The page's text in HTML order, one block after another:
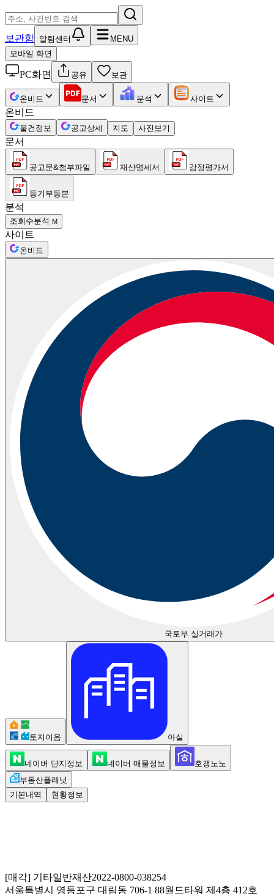
보관함 알림센터
MENU
모바일 화면
PC화면 공유 보관
온비드 문서 분석 사이트
온비드
물건정보 공고상세 지도 사진보기
문서
공고문&첨부파일 재산명세서 감정평가서
등기부등본
분석
조회수분석 M
사이트
온비드
국토부 실거래가
토지이음 아실
네이버 단지정보 네이버 매물정보
호갱노노
부동산플래닛
기본내역
현황정보
[매각] 기타일반재산2022-0800-038254
서울특별시 영등포구 대림동 706-1 88월드타워 제4층 412호